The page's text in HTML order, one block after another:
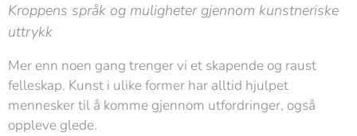
Kroppens språk og muligheter gjennom kunstneriske
uttrykk
Mer enn noen gang trenger vi et skapende og raust
felleskap. Kunst i ulike former har alltid hjulpet
mennesker til å komme gjennom utfordringer, også
oppleve glede.